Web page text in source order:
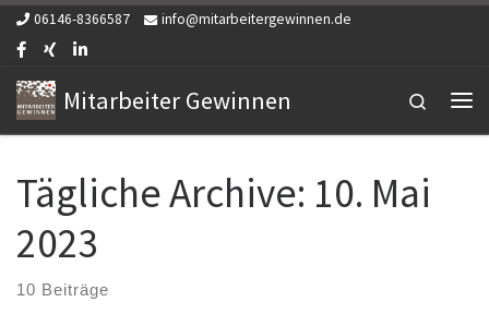
Zum Inhalt springen
06146-8366587 info@mitarbeitergewinnen.de
Mitarbeiter Gewinnen
Search
Tägliche Archive: 10. Mai
2023
10 Beiträge